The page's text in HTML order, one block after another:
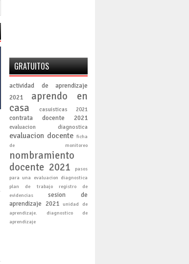
GRATUITOS
actividad de aprendizaje
2021
aprendo en
casa
casuisticas 2021
contrata docente 2021
evaluacion diagnostica
evaluacion docente ficha
de monitoreo
nombramiento
docente 2021
pasos
para una evaluacion diagnostica
plan de trabajo
registro de
evidencias
sesion de
aprendizaje 2021
unidad de
aprendizaje. diagnostico de
aprendizaje